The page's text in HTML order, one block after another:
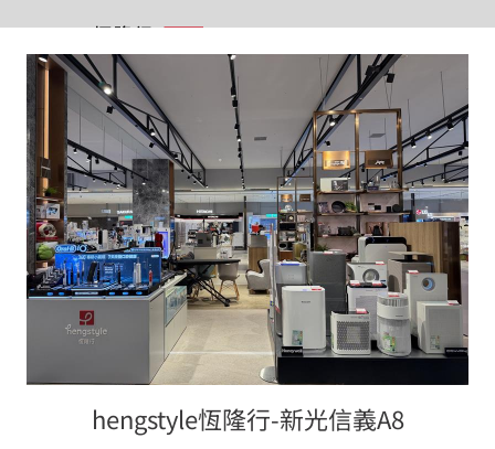
首頁 百貨專櫃據點
locations
百貨據點列表
hengstyle 恆隆行在 全部地區 共有 66 個 所有櫃位類
型，歡迎立即用 Google 導航至恆隆行專櫃，或是用
Line 與專櫃聯絡。
hengstyle恆隆行-新光信義A8